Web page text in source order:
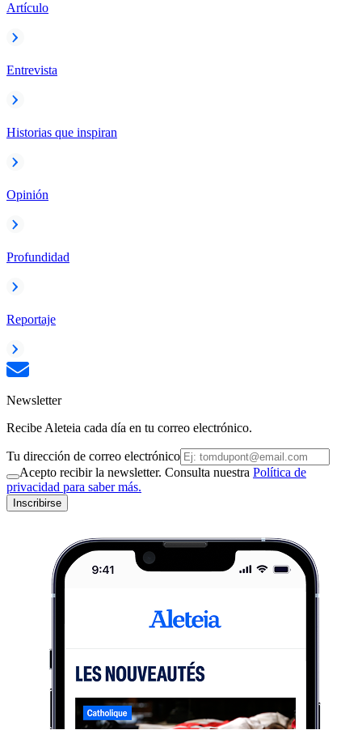
Artículo
Entrevista
Historias que inspiran
Opinión
Profundidad
Reportaje
Newsletter
Recibe Aleteia cada día en tu correo electrónico.
Tu dirección de correo electrónico
Acepto recibir la newsletter. Consulta nuestra Política de
privacidad para saber más.
Inscribirse